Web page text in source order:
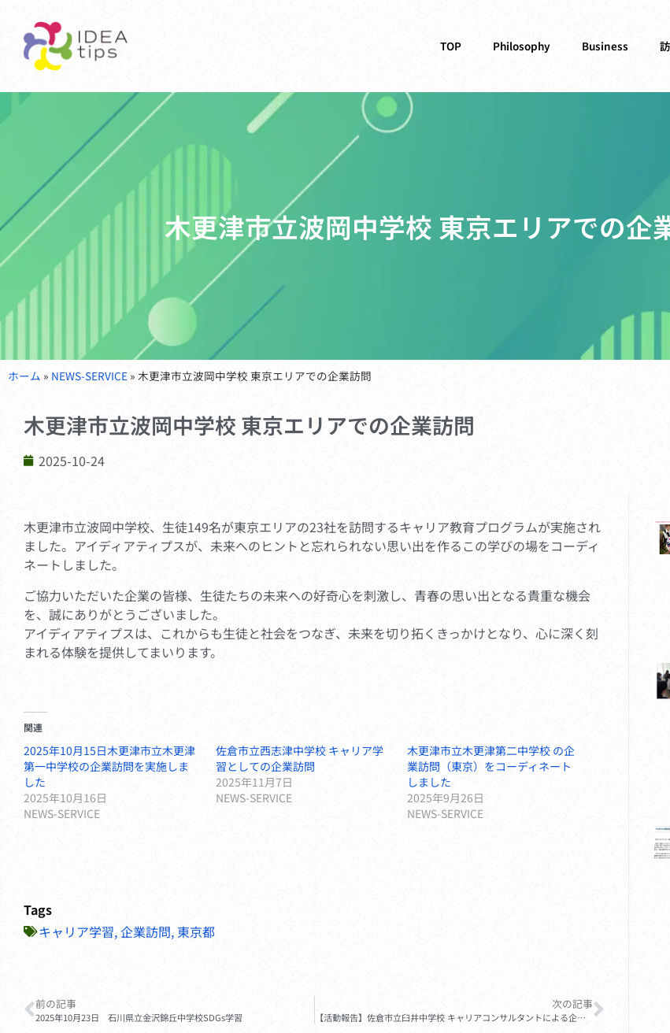
TOP Philosophy Business
木更津市立波岡中学校 東京エリアでの企
ホーム » NEWS-SERVICE » 木更津市立波岡中学校 東京エリアでの企業訪問
木更津市立波岡中学校 東京エリアでの企業訪問
2025-10-24
木更津市立波岡中学校、生徒149名が東京エリアの23社を訪問するキャリア教育プログラムが実施され
ました。アイディアティプスが、未来へのヒントと忘れられない思い出を作るこの学びの場をコーディ
ネートしました。
ご協力いただいた企業の皆様、生徒たちの未来への好奇心を刺激し、青春の思い出となる貴重な機会
を、誠にありがとうございました。
アイディアティプスは、これからも生徒と社会をつなぎ、未来を切り拓くきっかけとなり、心に深く刻
まれる体験を提供してまいります。
関連
2025年10月15日木更津市立木更津
第一中学校の企業訪問を実施しま
した
2025年10月16日
NEWS-SERVICE
佐倉市立西志津中学校 キャリア学
習としての企業訪問
2025年11月7日
NEWS-SERVICE
木更津市立木更津第二中学校 の企
業訪問（東京）をコーディネート
しました
2025年9月26日
NEWS-SERVICE
Tags
キャリア学習, 企業訪問, 東京都
前の記事
2025年10月23日 石川県立金沢錦丘中学校SDGs学習
次の記事
【活動報告】佐倉市立臼井中学校 キャリアコンサルタントによる企業訪問事前学習